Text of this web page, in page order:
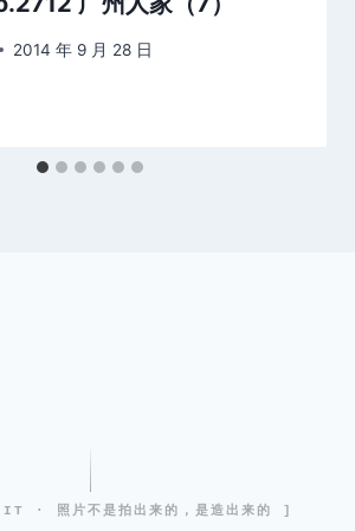
2014 年 9 月 28 日
· 照片不是拍出来的，是造出来的 ]